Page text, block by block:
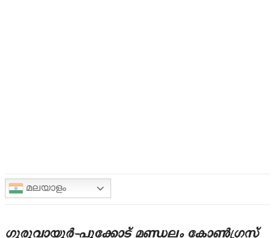
മലയാളം
ഗുരുവായൂർ–പൂക്കോട് മണ്ഡലം കോൺഗ്രസ്